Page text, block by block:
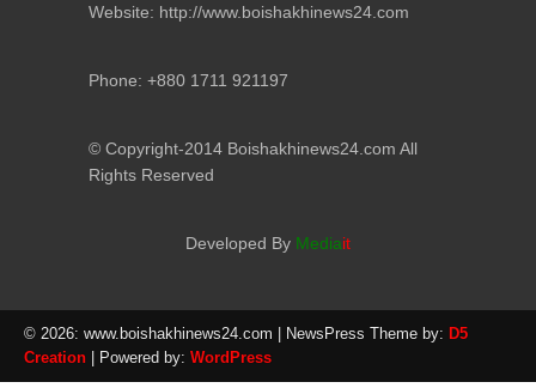
Website: http://www.boishakhinews24.com
Phone: +880 1711 921197
© Copyright-2014 Boishakhinews24.com All
Rights Reserved
Developed By Mediait
© 2026: www.boishakhinews24.com | NewsPress Theme by: D5
Creation | Powered by: WordPress